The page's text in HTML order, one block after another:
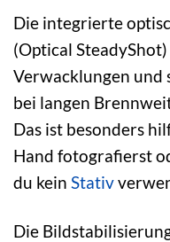
Die integrierte
(Optical
Verwacklungen und
bei langen
Das ist besonders
Hand fotografierst
du kein Stativ
Die